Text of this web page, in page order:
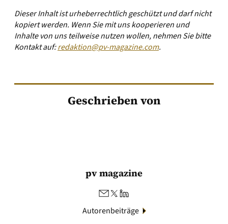
Dieser Inhalt ist urheberrechtlich geschützt und darf nicht
kopiert werden. Wenn Sie mit uns kooperieren und
Inhalte von uns teilweise nutzen wollen, nehmen Sie bitte
Kontakt auf:redaktion@pv-magazine.com.
Geschrieben von
pv magazine
Autorenbeiträge